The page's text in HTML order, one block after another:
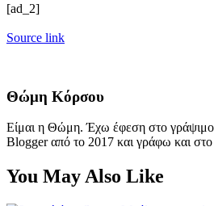
[ad_2]
Source link
Θώμη Κόρσου
Είμαι η Θώμη. Έχω έφεση στο γράψιμο
Blogger από το 2017 και γράφω και
You May Also Like